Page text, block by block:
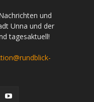
und
Unna und der
tagesaktuell!